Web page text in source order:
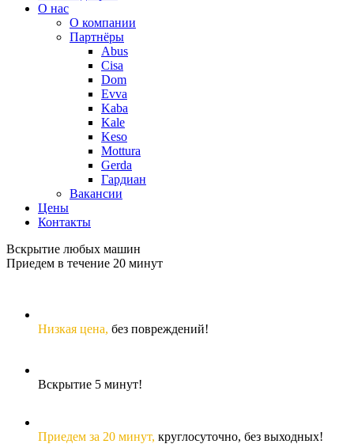
О нас
О компании
Партнёры
Abus
Cisa
Dom
Evva
Kaba
Kale
Keso
Mottura
Gerda
Гардиан
Вакансии
Цены
Контакты
Вскрытие любых машин
Приедем в течение 20 минут
Низкая цена, без повреждений!
Вскрытие 5 минут!
Приедем за 20 минут, круглосуточно, без выходных!